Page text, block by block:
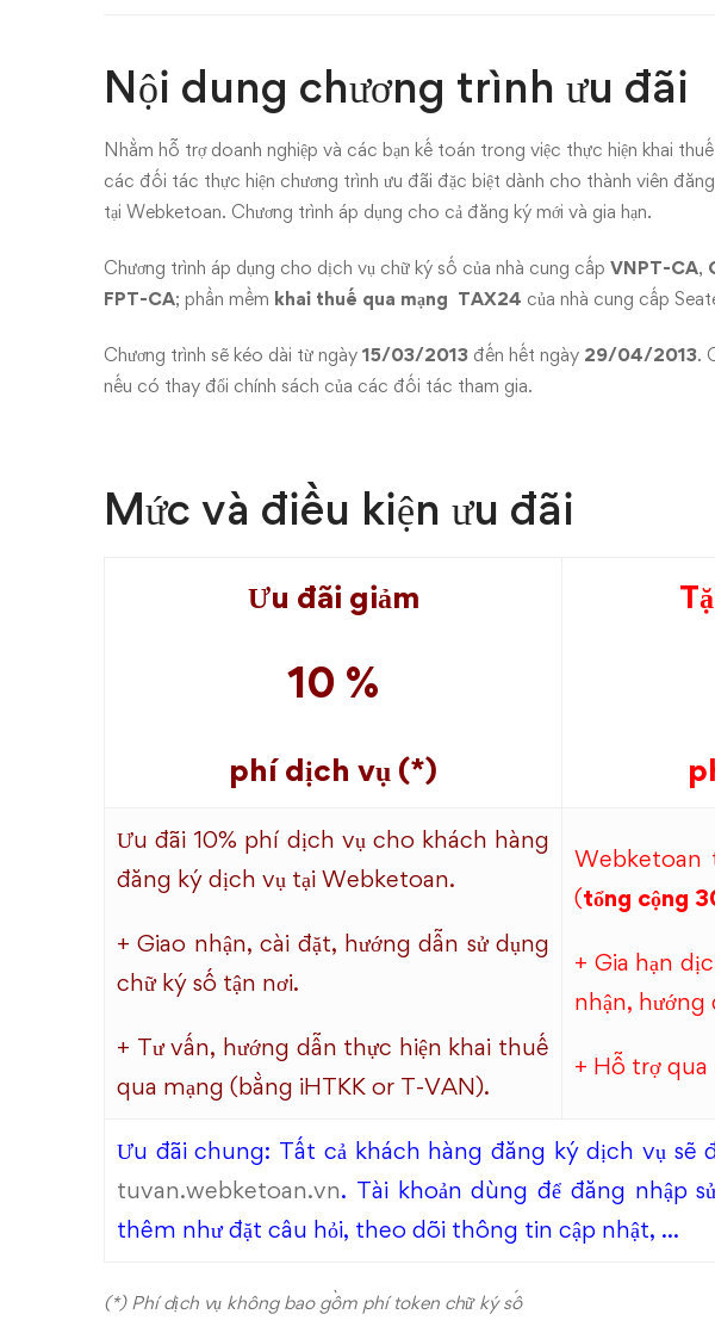
chữ
ký
số
và
khai
thuế
qua
Nội dung chương trình ưu đãi
Nhằm hỗ trợ doanh nghiệp và các bạn kế toán trong việc thực hiện khai
các đối tác thực hiện chương trình ưu đãi đặc biệt dành cho thành viên
tại Webketoan. Chương trình áp dụng cho cả đăng ký mới và gia hạn.
Chương trình áp dụng cho dịch vụ chữ ký số của nhà cung cấp VNPT-CA,
FPT-CA; phần mềm khai thuế qua mạng TAX24 của nhà cung cấp
Chương trình sẽ kéo dài từ ngày 15/03/2013 đến hết ngày 29/04/2013.
nếu có thay đổi chính sách của các đối tác tham gia.
Mức và điều kiện ưu đãi
Ưu đãi giảm
10 %
phí dịch vụ (*)
Ưu đãi 10% phí dịch vụ cho khách hàng
đăng ký dịch vụ tại Webketoan.
+ Giao nhận, cài đặt, hướng dẫn sử dụng
chữ ký số tận nơi.
+ Tư vấn, hướng dẫn thực hiện khai thuế
qua mạng (bằng iHTKK or T-VAN).
(tổng cộng
+ Gia hạn
nhận,
+ Hỗ trợ qua
Ưu đãi chung: Tất cả khách hàng đăng ký dịch vụ sẽ
tuvan.webketoan.vn. Tài khoản dùng để đăng nhập
thêm như đặt câu hỏi, theo dõi thông tin cập nhật, …
(*) Phí dịch vụ không bao gồm phí token chữ ký số